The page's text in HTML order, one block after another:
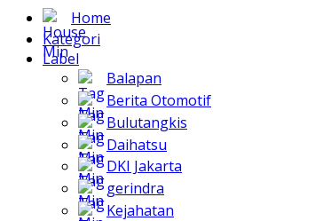
Home
Kategori
Label
Balapan
Berita Otomotif
Bulutangkis
Daihatsu
DKI Jakarta
gerindra
Kejahatan